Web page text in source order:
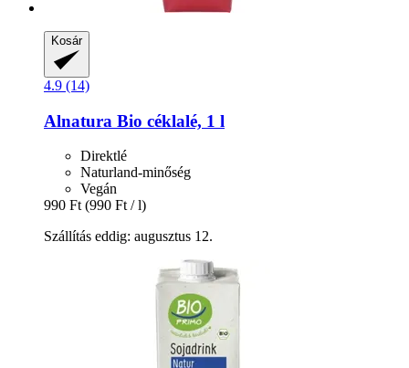
Kosár
4.9 (14)
Alnatura Bio céklalé, 1 l
Direktlé
Naturland-minőség
Vegán
990 Ft (990 Ft / l)
Szállítás eddig: augusztus 12.